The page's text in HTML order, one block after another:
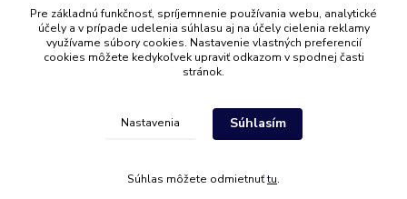
+421 908 861 051
(Po - Pia 7:30-15:30)
info@mati.sk
Pre základnú funkčnosť, spríjemnenie používania webu, analytické
účely a v prípade udelenia súhlasu aj na účely cielenia reklamy
využívame súbory cookies. Nastavenie vlastných preferencií
cookies môžete kedykoľvek upraviť odkazom v spodnej časti
stránok.
Nastavenia Súhlasím
Súhlas môžete odmietnuťtu.